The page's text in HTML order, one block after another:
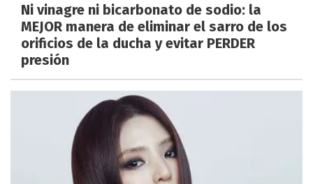
Ni vinagre ni bicarbonato de sodio: la
MEJOR manera de eliminar el sarro de los
orificios de la ducha y evitar PERDER
presión